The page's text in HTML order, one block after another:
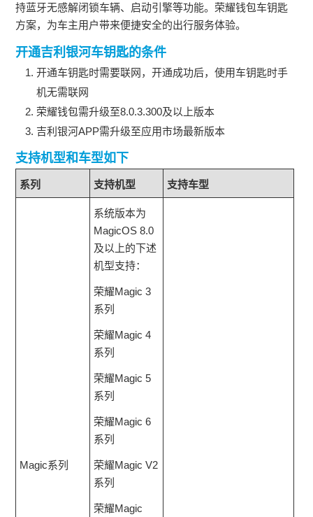
持蓝牙无感解闭锁车辆、启动引擎等功能。荣耀钱包车钥匙
方案，为车主用户带来便捷安全的出行服务体验。
开通吉利银河车钥匙的条件
开通车钥匙时需要联网，开通成功后，使用车钥匙时手
机无需联网
荣耀钱包需升级至8.0.3.300及以上版本
吉利银河APP需升级至应用市场最新版本
支持机型和车型如下
系列 支持机型 支持车型
Magic系列
系统版本为
MagicOS 8.0
及以上的下述
机型支持：
荣耀Magic 3
系列
荣耀Magic 4
系列
荣耀Magic 5
系列
荣耀Magic 6
系列
荣耀Magic V2
系列
荣耀Magic